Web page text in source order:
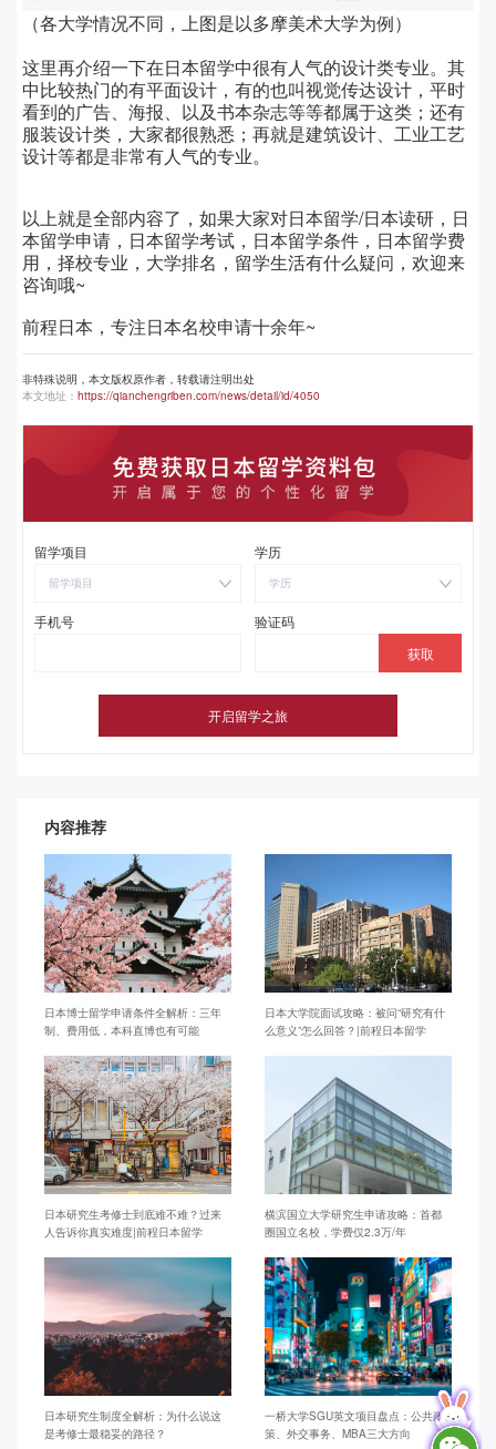
（各大学情况不同，上图是以多摩美术大学为例）
这里再介绍一下在日本留学中很有人气的设计类专业。其
中比较热门的有平面设计，有的也叫视觉传达设计，平时
看到的广告、海报、以及书本杂志等等都属于这类；还有
服装设计类，大家都很熟悉；再就是建筑设计、工业工艺
设计等都是非常有人气的专业。
以上就是全部内容了，如果大家对日本留学/日本读研，日
本留学申请，日本留学考试，日本留学条件，日本留学费
用，择校专业，大学排名，留学生活有什么疑问，欢迎来
咨询哦~
前程日本，专注日本名校申请十余年~
非特殊说明，本文版权原作者，转载请注明出处
本文地址： https://qianchengriben.com/news/detail/id/4050
留学项目
留学项目
学历
学历
手机号 验证码
内容推荐
日本博士留学申请条件全解析：三年
制、费用低，本科直博也有可能
日本大学院面试攻略：被问“研究有什
么意义”怎么回答？|前程日本留学
日本研究生考修士到底难不难？过来
人告诉你真实难度|前程日本留学
横滨国立大学研究生申请攻略：首都
圈国立名校，学费仅2.3万/年
日本研究生制度全解析：为什么说这
是考修士最稳妥的路径？
一桥大学SGU英文项目盘点：公共政
策、外交事务、MBA三大方向